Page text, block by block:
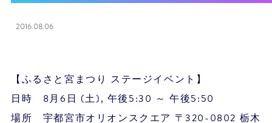
2016.08.06
【ふるさと宮まつり ステージイベント】
日時 8月6日 (土), 午後5:30 ～ 午後5:50
場所 宇都宮市オリオンスクエア 〒320-0802 栃木